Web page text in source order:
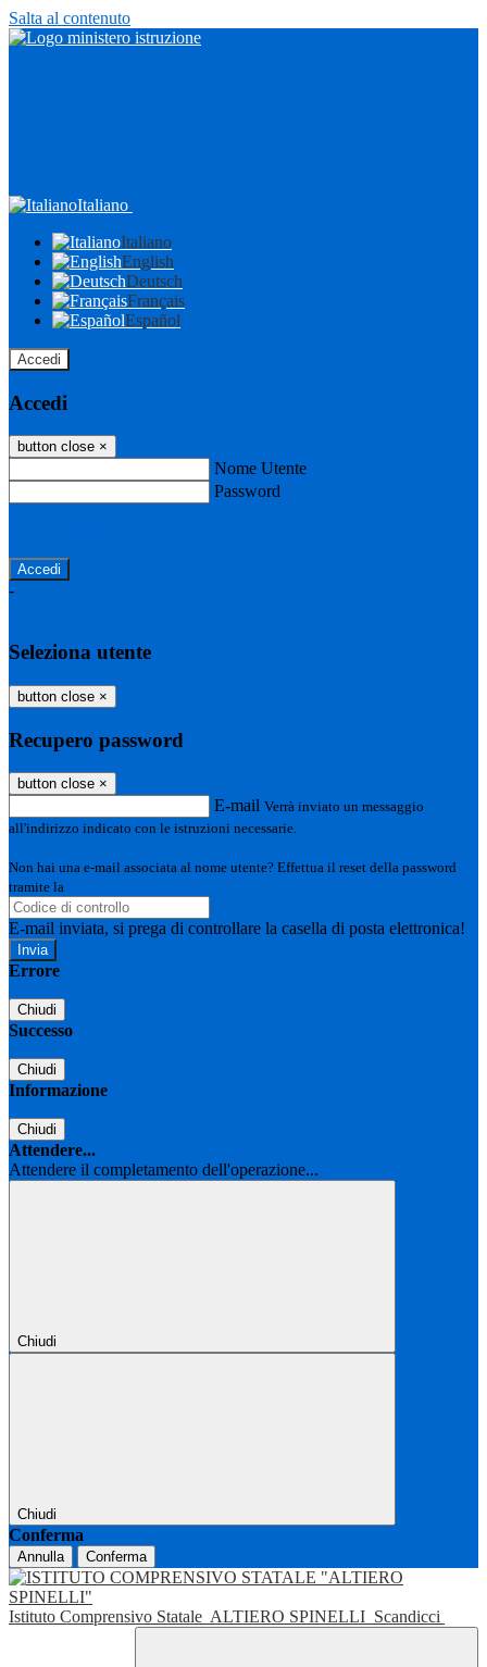
Salta al contenuto
Italiano
Italiano
English
Deutsch
Français
Español
Accedi
Accedi
button close ×
Nome Utente
Password
-
Seleziona utente
button close ×
Recupero password
button close ×
E-mail Verrà inviato un messaggio
all'indirizzo indicato con le istruzioni necessarie.
Non hai una e-mail associata al nome utente? Effettua il reset della password
tramite la
E-mail inviata, si prega di controllare la casella di posta elettronica!
Errore
Chiudi
Successo
Chiudi
Informazione
Chiudi
Attendere...
Attendere il completamento dell'operazione...
Chiudi
Chiudi
Conferma
Annulla Conferma
Istituto Comprensivo Statale ALTIERO SPINELLI Scandicci